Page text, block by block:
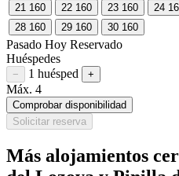
21 160 22 160 23 160 24
28 160 29 160 30 160
Pasado Hoy Reservado
Huéspedes
Restar huésped
− 1 huésped Sumar huésped
+
Máx. 4
Comprobar disponibilidad
Solicitar reserva
Más alojamientos